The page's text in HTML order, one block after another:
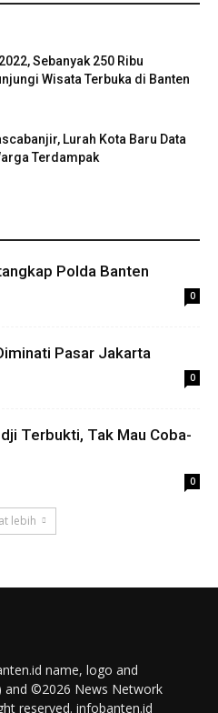
Sebanyak 250 Ribu
Wisata Terbuka di Banten
Lurah Kota Baru Data
Terdampak
Polda Banten
0
Pasar Jakarta
0
Terbukti, Tak Mau Coba-
0
lebih
name, logo and
and ©2026 News Network
reserved. infobanten.id